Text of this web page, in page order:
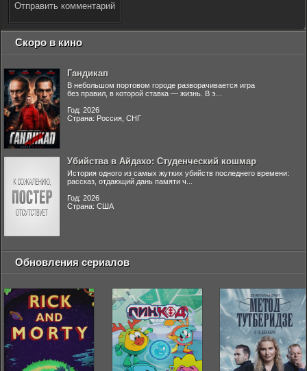
Отправить комментарий
Скоро в кино
Гандикап
В небольшом портовом городе разворачивается игра
без правил, в которой ставка — жизнь. В э...
Год: 2026
Страна: Россия, СНГ
Убийства в Айдахо: Студенческий кошмар
История одного из самых жутких убийств последнего времени:
рассказ, отдающий дань памяти ч...
Год: 2026
Страна: США
Обновления сериалов